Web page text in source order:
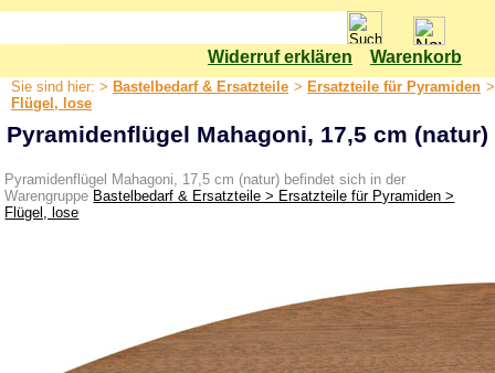
Widerruf erklären Warenkorb
Sie sind hier: > Bastelbedarf & Ersatzteile > Ersatzteile für Pyramiden >
Flügel, loseBastelbedarf & Ersatzteile
Bastelset
Elektrik & Leuchtmittel
Flügel, lose
Flügelschaft
Pyramidenflügel Mahagoni, 17,5 cm (natur)
Pyramidenflügel Mahagoni, 17,5 cm (natur) befindet sich in der
Warengruppe Bastelbedarf & Ersatzteile > Ersatzteile für Pyramiden >
Flügel, lose